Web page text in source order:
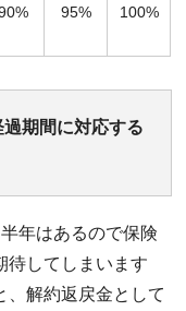
95% 100%
期間に対応する
年はあるので保険
待してしまいます
、解約返戻金として